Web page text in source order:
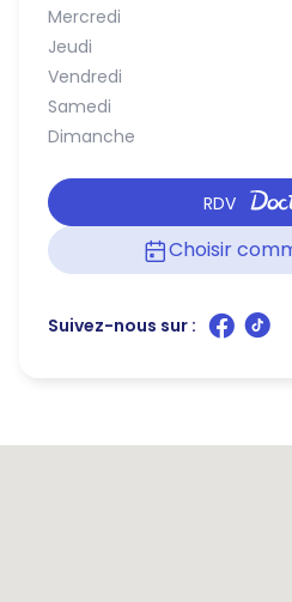
Mercredi
Jeudi
Vendredi
Samedi
Dimanche
RDV
Choisir
Suivez-nous sur :